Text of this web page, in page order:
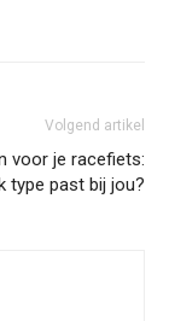
Volgend artikel
voor je racefiets:
type past bij jou?